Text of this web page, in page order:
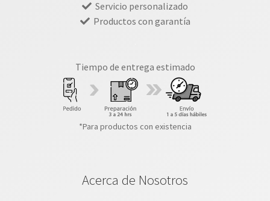
Servicio personalizado
Productos con garantía
Tiempo de entrega estimado
*Para productos con existencia
Acerca de Nosotros